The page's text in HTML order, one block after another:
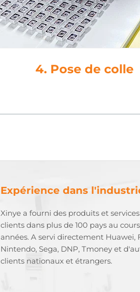
5. Polissage
Expérience dans
Xinye a fourni des produits et
clients dans plus de 100 pays au
années. A servi directement Huawei,
Nintendo, Sega, DNP, Tmoney et
clients nationaux et étrangers.